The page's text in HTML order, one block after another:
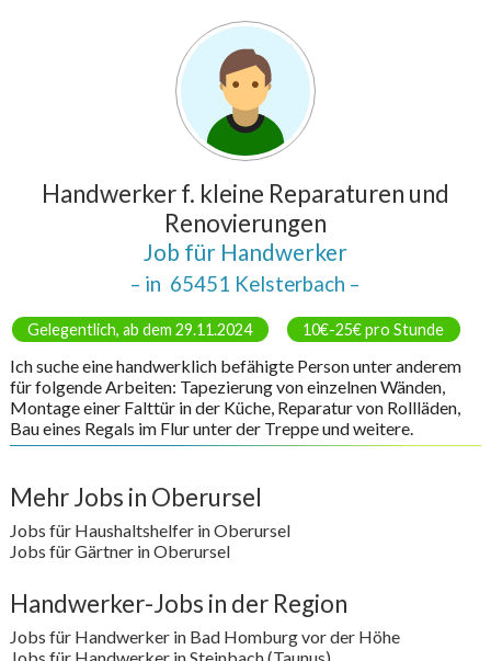
Handwerker f. kleine Reparaturen und
Renovierungen
Job für Handwerker
– in 65451 Kelsterbach –
Gelegentlich, ab dem 29.11.2024 10€-25€ pro Stunde
Ich suche eine handwerklich befähigte Person unter anderem
für folgende Arbeiten: Tapezierung von einzelnen Wänden,
Montage einer Falttür in der Küche, Reparatur von Rollläden,
Bau eines Regals im Flur unter der Treppe und weitere.
Mehr Jobs in Oberursel
Jobs für Haushaltshelfer in Oberursel
Jobs für Gärtner in Oberursel
Handwerker-Jobs in der Region
Jobs für Handwerker in Bad Homburg vor der Höhe